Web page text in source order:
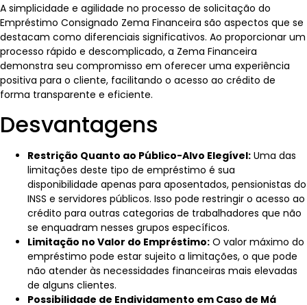
A simplicidade e agilidade no processo de solicitação do
Empréstimo Consignado Zema Financeira são aspectos que se
destacam como diferenciais significativos. Ao proporcionar um
processo rápido e descomplicado, a Zema Financeira
demonstra seu compromisso em oferecer uma experiência
positiva para o cliente, facilitando o acesso ao crédito de
forma transparente e eficiente.
Desvantagens
Restrição Quanto ao Público-Alvo Elegível: Uma das
limitações deste tipo de empréstimo é sua
disponibilidade apenas para aposentados, pensionistas do
INSS e servidores públicos. Isso pode restringir o acesso ao
crédito para outras categorias de trabalhadores que não
se enquadram nesses grupos específicos.
Limitação no Valor do Empréstimo: O valor máximo do
empréstimo pode estar sujeito a limitações, o que pode
não atender às necessidades financeiras mais elevadas
de alguns clientes.
Possibilidade de Endividamento em Caso de Má